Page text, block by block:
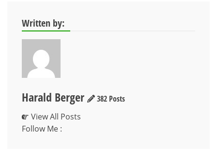
Written by:
Harald Berger
382 Posts
View All Posts
Follow Me :